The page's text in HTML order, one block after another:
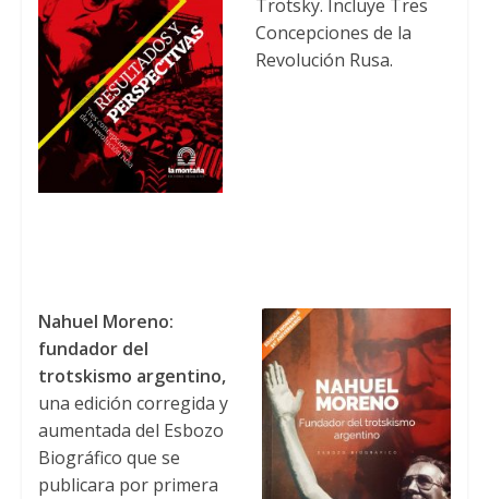
Trotsky. Incluye Tres
Concepciones de la
Revolución Rusa.
Nahuel Moreno:
fundador del
trotskismo argentino,
una edición corregida y
aumentada del Esbozo
Biográfico que se
publicara por primera